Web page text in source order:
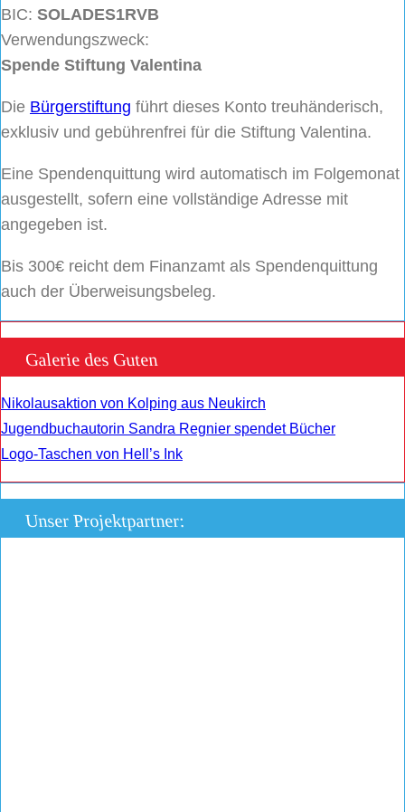
BIC: SOLADES1RVB
Verwendungszweck:
Spende Stiftung Valentina
Die Bürgerstiftung führt dieses Konto treuhänderisch,
exklusiv und gebührenfrei für die Stiftung Valentina.
Eine Spendenquittung wird automatisch im Folgemonat
ausgestellt, sofern eine vollständige Adresse mit
angegeben ist.
Bis 300€ reicht dem Finanzamt als Spendenquittung
auch der Überweisungsbeleg.
Galerie des Guten
Nikolausaktion von Kolping aus Neukirch
Jugendbuchautorin Sandra Regnier spendet Bücher
Logo-Taschen von Hell’s Ink
Unser Projektpartner: